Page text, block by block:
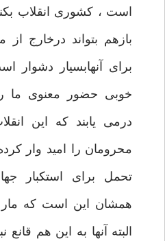
است ، کشوری انقلاب
بازهم بتواند درخارج
برای آنهابسیار دشوار
خوبی حضور معنوی ما
درمی یابند که این
محرومان را امید وار
تحمل برای استکبار
همشان این است که مار
البته آنها به این هم قانع